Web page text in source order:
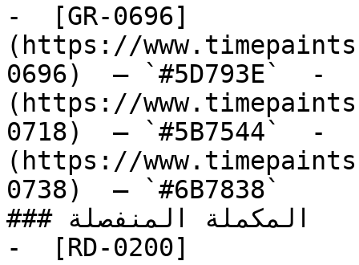
-  [GR-0696]
(https://
0696)  — `#5D793E`  -
(https://
0718)  — `#5B7544`  -
(https://
0738)  — `#6B7838`
### المكملة المنفصلة
-  [RD-0200]